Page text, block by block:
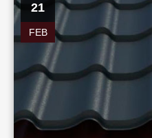
21
FEB